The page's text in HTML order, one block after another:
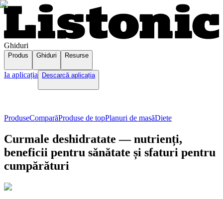
Ghiduri
Produs Ghiduri Resurse
Ia aplicația Descarcă aplicația
ProduseComparăProduse de topPlanuri de masăDiete
Curmale deshidratate — nutrienți,
beneficii pentru sănătate și sfaturi pentru
cumpărături